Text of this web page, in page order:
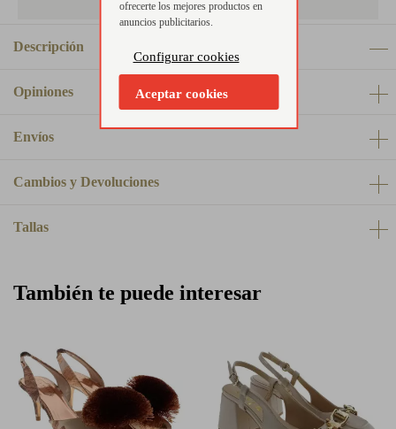
Descripción
Opiniones
Envíos
Cambios y Devoluciones
Tallas
También te puede interesar
ofrecerte los mejores productos en
anuncios publicitarios.
Configurar cookies
Aceptar cookies